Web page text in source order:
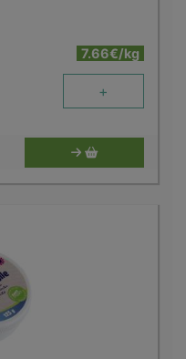
7.66€/kg
+